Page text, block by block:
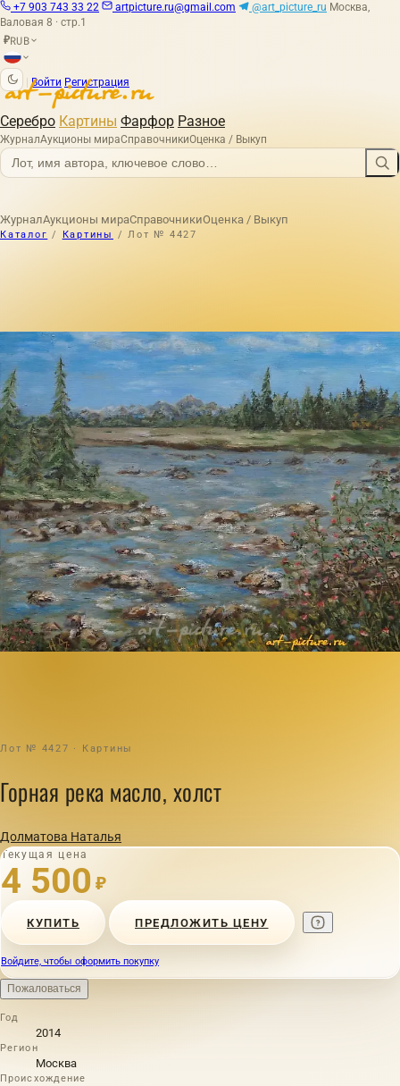
+7 903 743 33 22 artpicture.ru@gmail.com @art_picture_ru Москва,
Валовая 8 · стр.1
₽RUB
Войти Регистрация
Серебро Картины Фарфор Разное
ЖурналАукционы мираСправочникиОценка / Выкуп
ЖурналАукционы мираСправочникиОценка / Выкуп
Каталог / Картины / Лот № 4427
Лот № 4427 · Картины
Горная река масло, холст
Долматова Наталья
Текущая цена
4 500 ₽
КУПИТЬ ПРЕДЛОЖИТЬ ЦЕНУ
Войдите, чтобы оформить покупку
Пожаловаться
Год
2014
Регион
Москва
Происхождение